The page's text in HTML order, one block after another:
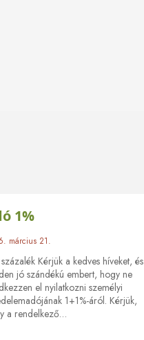
1%
március 21.
Kérjük a kedves híveket, és
jó szándékú embert, hogy ne
el nyilatkozni személyi
1+1%-áról. Kérjük,
a rendelkező…